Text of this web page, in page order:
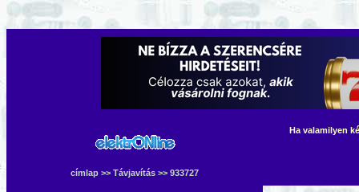
címlap >> Távjavítás >> 933727
Ha valamilyen